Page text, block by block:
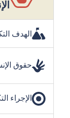
الهدف
حقوق
الإجراء